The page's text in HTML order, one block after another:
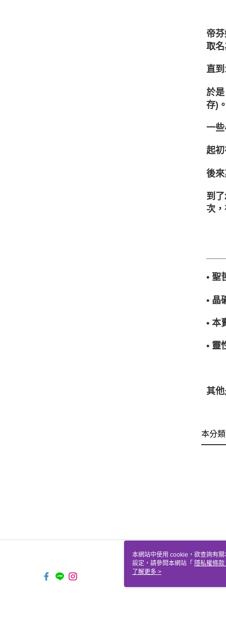
帝
取
直
於
存)。
一
起
後
到
次
• 聖
• 晶
• 本
• 靈
其
本分
本網站中使用 cookie，欲查詢有
設定，請參閱本網站「 隱私權條款
使用 cookie。
了解更多 >